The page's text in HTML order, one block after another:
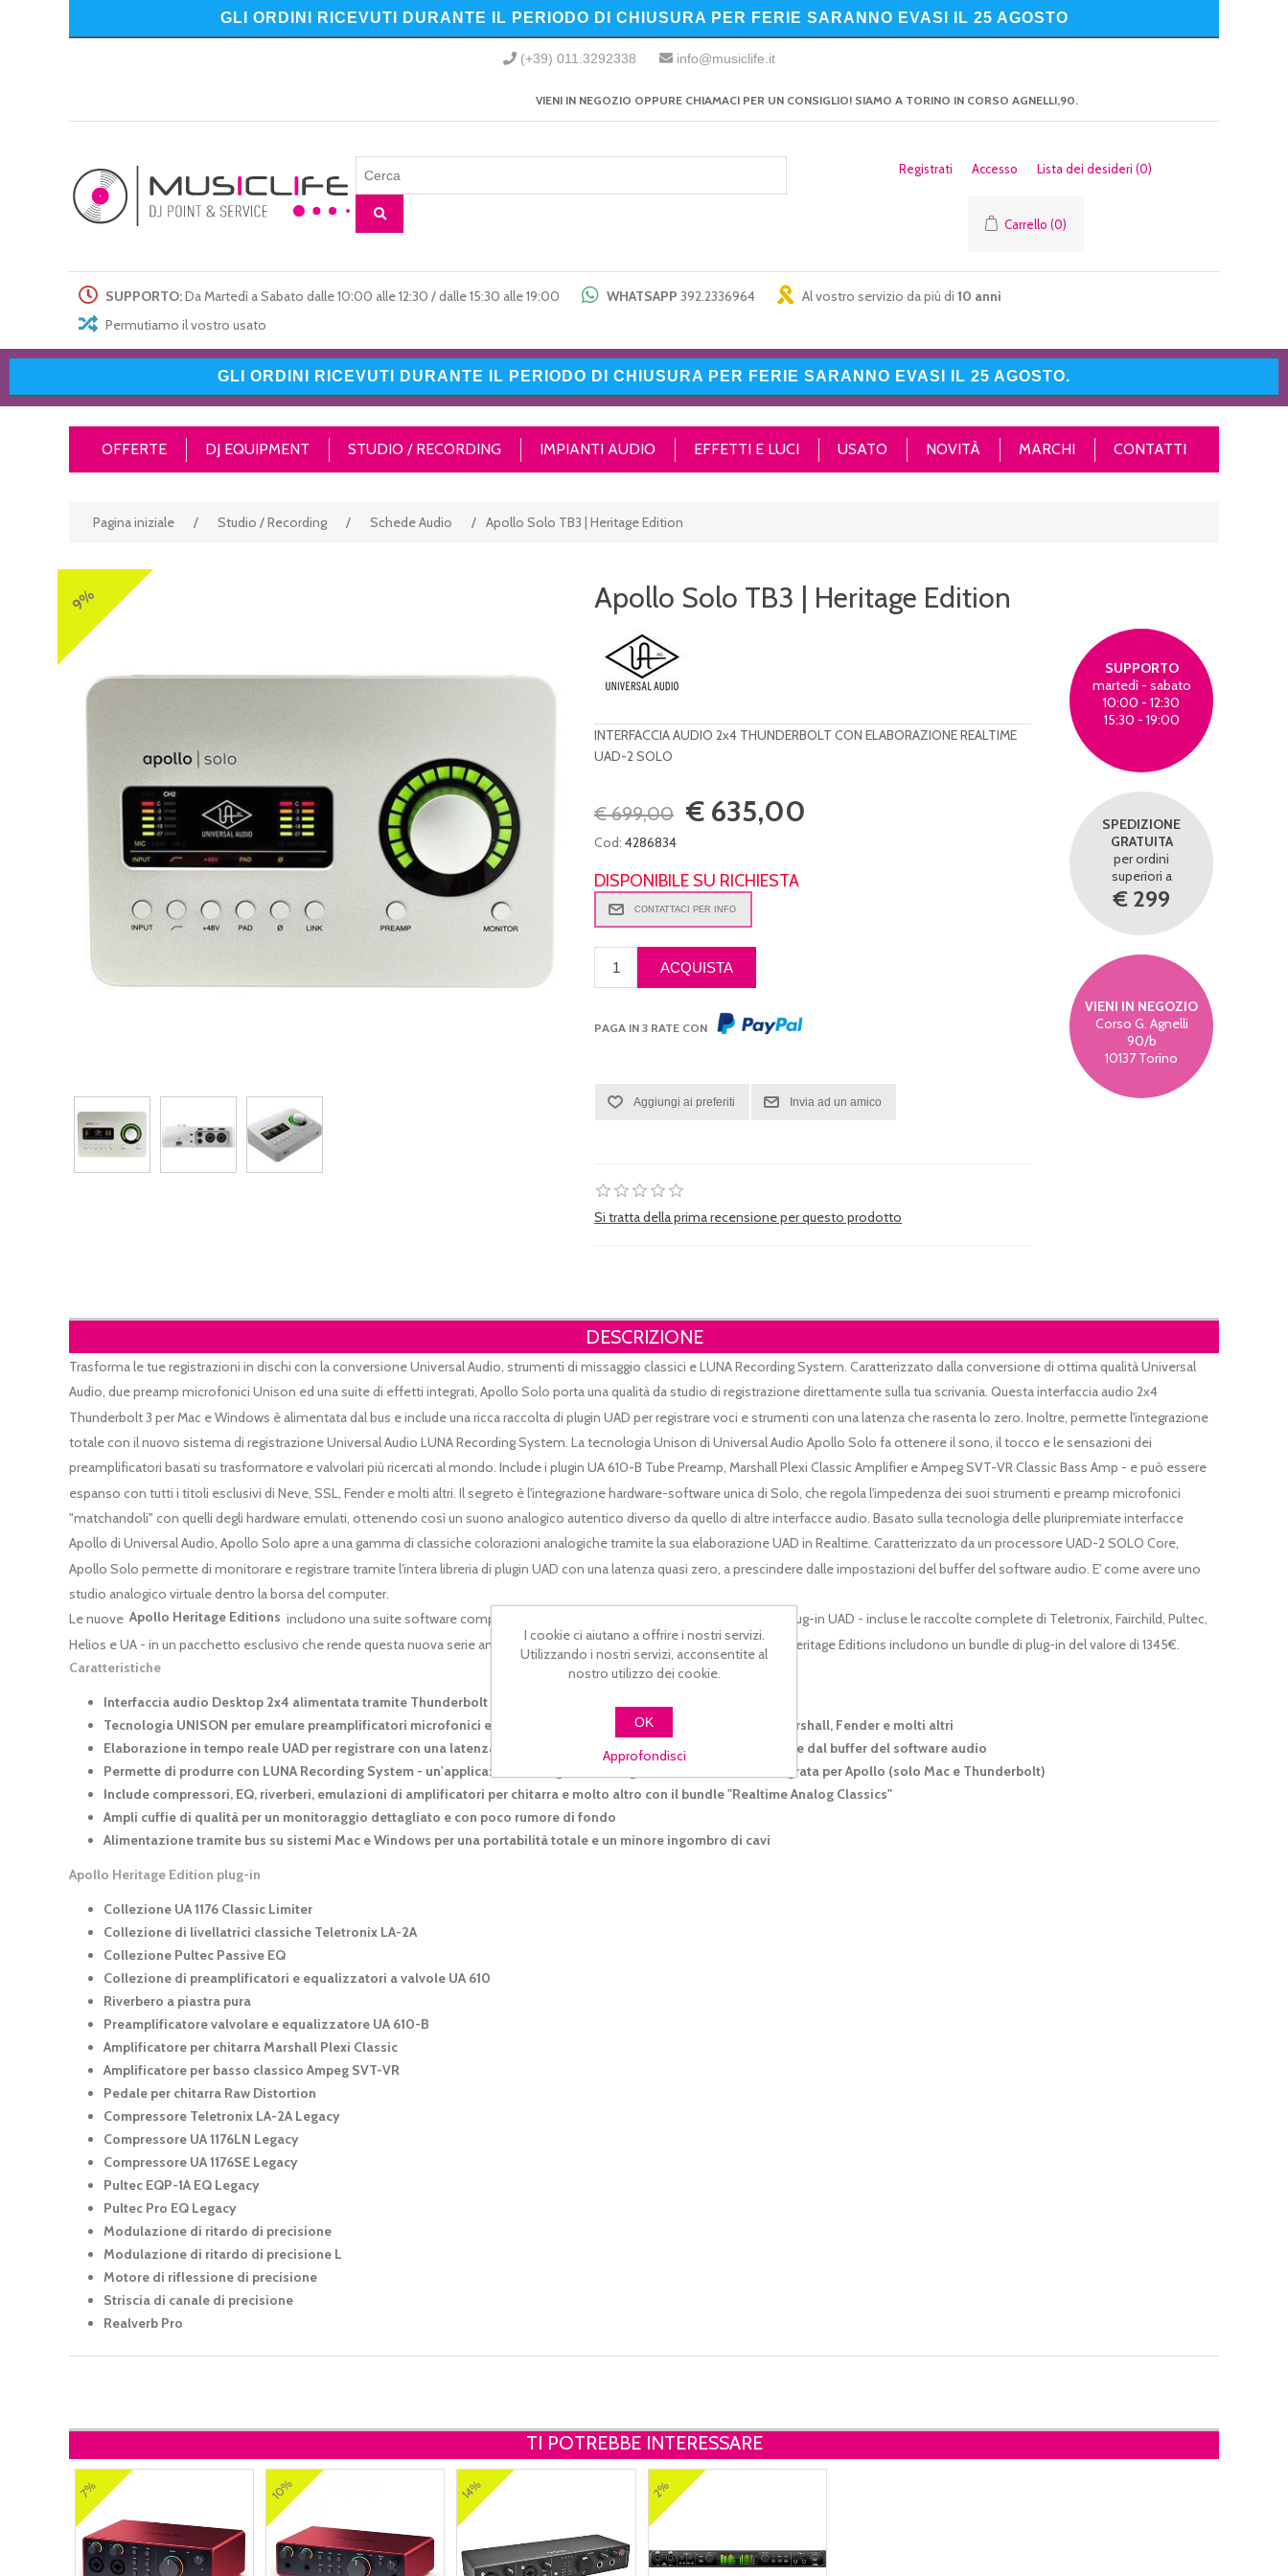
GLI ORDINI RICEVUTI DURANTE IL PERIODO DI CHIUSURA PER FERIE SARANNO EVASI IL 25 AGOSTO
(+39) 011.3292338 info@musiclife.it
VIENI IN NEGOZIO OPPURE CHIAMACI PER UN CONSIGLIO! SIAMO A TORINO IN CORSO AGNELLI,90.
Registrati Accesso Lista dei desideri (0)
Carrello (0)
SUPPORTO:Da Martedì a Sabato dalle 10:00 alle 12:30 / dalle 15:30 alle 19:00 WHATSAPP 392.2336964 Al vostro servizio da più di 10 anni
Permutiamo il vostro usato
GLI ORDINI RICEVUTI DURANTE IL PERIODO DI CHIUSURA PER FERIE SARANNO EVASI IL 25 AGOSTO.
OFFERTE DJ EQUIPMENT STUDIO / RECORDING IMPIANTI AUDIO EFFETTI E LUCI USATO NOVITÀ MARCHI CONTATTI
Pagina iniziale / Studio / Recording / Schede Audio / Apollo Solo TB3 | Heritage Edition
9% Apollo Solo TB3 | Heritage Edition
INTERFACCIA AUDIO 2x4 THUNDERBOLT CON ELABORAZIONE REALTIME
UAD-2 SOLO
€ 699,00 € 635,00
Cod: 4286834
DISPONIBILE SU RICHIESTA
PAGA IN 3 RATE CON
Si tratta della prima recensione per questo prodotto
SUPPORTO
martedì - sabato
10:00 - 12:30
15:30 - 19:00
SPEDIZIONE
GRATUITA
per ordini
superiori a
€ 299
VIENI IN NEGOZIO
Corso G. Agnelli
90/b
10137 Torino
DESCRIZIONE
Trasforma le tue registrazioni in dischi con la conversione Universal Audio, strumenti di missaggio classici e LUNA Recording System. Caratterizzato dalla conversione di ottima qualità Universal
Audio, due preamp microfonici Unison ed una suite di effetti integrati, Apollo Solo porta una qualità da studio di registrazione direttamente sulla tua scrivania. Questa interfaccia audio 2x4
Thunderbolt 3 per Mac e Windows è alimentata dal bus e include una ricca raccolta di plugin UAD per registrare voci e strumenti con una latenza che rasenta lo zero. Inoltre, permette l'integrazione
totale con il nuovo sistema di registrazione Universal Audio LUNA Recording System. La tecnologia Unison di Universal Audio Apollo Solo fa ottenere il sono, il tocco e le sensazioni dei
preamplificatori basati su trasformatore e valvolari più ricercati al mondo. Include i plugin UA 610-B Tube Preamp, Marshall Plexi Classic Amplifier e Ampeg SVT-VR Classic Bass Amp - e può essere
espanso con tutti i titoli esclusivi di Neve, SSL, Fender e molti altri. Il segreto è l'integrazione hardware-software unica di Solo, che regola l'impedenza dei suoi strumenti e preamp microfonici
"matchandoli" con quelli degli hardware emulati, ottenendo così un suono analogico autentico diverso da quello di altre interfacce audio. Basato sulla tecnologia delle pluripremiate interfacce
Apollo di Universal Audio, Apollo Solo apre a una gamma di classiche colorazioni analogiche tramite la sua elaborazione UAD in Realtime. Caratterizzato da un processore UAD-2 SOLO Core,
Apollo Solo permette di monitorare e registrare tramite l'intera libreria di plugin UAD con una latenza quasi zero, a prescindere dalle impostazioni del buffer del software audio. E' come avere uno
studio analogico virtuale dentro la borsa del computer.
Le nuove Apollo Heritage Editions includono una suite software completa con un numero variabile da 5 a 10 dei migliori plug-in UAD - incluse le raccolte complete di Teletronix, Fairchild, Pultec,
Helios e UA - in un pacchetto esclusivo che rende questa nuova serie ancora più prestigiosa. Le interfacce Desktop Apollo Heritage Editions includono un bundle di plug-in del valore di 1345€.
Caratteristiche
Interfaccia audio Desktop 2x4 alimentata tramite Thunderbolt 3 con conversione audio 24 bit/192kHz
Tecnologia UNISON per emulare preamplificatori microfonici e amp per chitarra di Neve, API, Avalon, Manley, Marshall, Fender e molti altri
Elaborazione in tempo reale UAD per registrare con una latenza nera-zero con i classici plugin UAD, a prescindere dal buffer del software audio
Permette di produrre con LUNA Recording System - un'applicazione di registrazione gratuita e totalmente integrata per Apollo (solo Mac e Thunderbolt)
Include compressori, EQ, riverberi, emulazioni di amplificatori per chitarra e molto altro con il bundle "Realtime Analog Classics"
Ampli cuffie di qualità per un monitoraggio dettagliato e con poco rumore di fondo
Alimentazione tramite bus su sistemi Mac e Windows per una portabilità totale e un minore ingombro di cavi
Apollo Heritage Edition plug-in
Collezione UA 1176 Classic Limiter
Collezione di livellatrici classiche Teletronix LA-2A
Collezione Pultec Passive EQ
Collezione di preamplificatori e equalizzatori a valvole UA 610
Riverbero a piastra pura
Preamplificatore valvolare e equalizzatore UA 610-B
Amplificatore per chitarra Marshall Plexi Classic
Amplificatore per basso classico Ampeg SVT-VR
Pedale per chitarra Raw Distortion
Compressore Teletronix LA-2A Legacy
Compressore UA 1176LN Legacy
Compressore UA 1176SE Legacy
Pultec EQP-1A EQ Legacy
Pultec Pro EQ Legacy
Modulazione di ritardo di precisione
Modulazione di ritardo di precisione L
Motore di riflessione di precisione
Striscia di canale di precisione
Realverb Pro
TI POTREBBE INTERESSARE
7% 10% 14% 2%
I cookie ci aiutano a offrire i nostri servizi.
Utilizzando i nostri servizi, acconsentite al
nostro utilizzo dei cookie.
OK
Approfondisci